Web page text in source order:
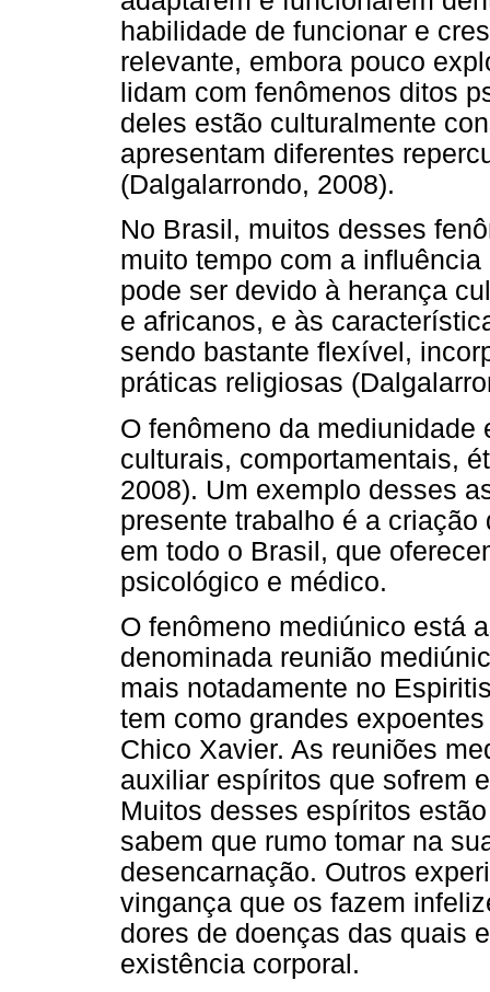
habilidade de funcionar e
relevante, embora pouco
lidam com fenômenos ditos
deles estão culturalmente
apresentam diferentes
(Dalgalarrondo, 2008).
No Brasil, muitos desses
muito tempo com a
pode ser devido à herança
e africanos, e às
sendo bastante flexível,
práticas religiosas
O fenômeno da
culturais, comportamentais,
2008). Um exemplo desses
presente trabalho é a
em todo o Brasil, que
psicológico e médico.
O fenômeno mediúnico está
denominada reunião
mais notadamente no
tem como grandes
Chico Xavier. As reuniões
auxiliar espíritos que sofrem
Muitos desses espíritos
sabem que rumo tomar na
desencarnação. Outros
vingança que os fazem
dores de doenças das quais
existência corporal.